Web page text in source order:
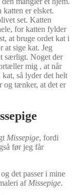
er elsket.
set. Katten
for katten fylder
at bruge ordet kat i
at sige kat. Jeg
særligt. Noget der
mig , at når
så lyder det helt
og tænker, at det er
Missepige, fordi
før jeg får
det passer i mine
af Missepige.